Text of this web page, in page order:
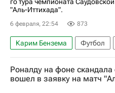
"Аль-Иттихада".
6 февраля, 22:54 873
Карим Бензема Футбол
Саудовская Аравия
Садио Мане
Аль-Хиляль
Роналду на фоне скандала
вошел в заявку на матч